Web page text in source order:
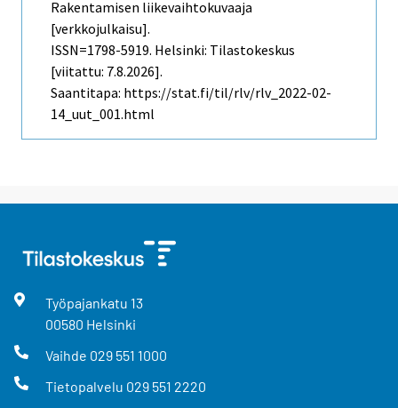
Rakentamisen liikevaihtokuvaaja
[verkkojulkaisu].
ISSN=1798-5919. Helsinki: Tilastokeskus
[viitattu: 7.8.2026].
Saantitapa: https://stat.fi/til/rlv/rlv_2022-02-
14_uut_001.html
Työpajankatu 13
00580 Helsinki
Vaihde 029 551 1000
Tietopalvelu 029 551 2220